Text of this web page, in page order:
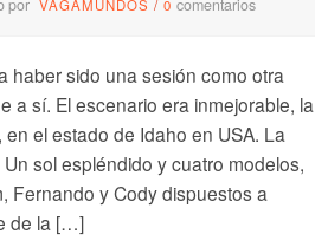
por VAGAMUNDOS / 0 comentarios
haber sido una sesión como otra
a sí. El escenario era inmejorable, la
el estado de Idaho en USA. La
sol espléndido y cuatro modelos,
Fernando y Cody dispuestos a
de la […]